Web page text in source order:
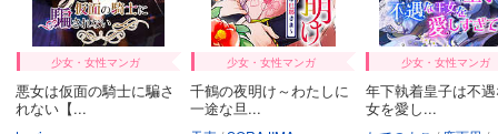
少女・女性マンガ
悪女は仮面の騎士に騙さ
れない【...
少女・女性マンガ
千鶴の夜明け～わたしに
一途な旦...
少女・女性マンガ
年下執着皇子は不
女を愛し...